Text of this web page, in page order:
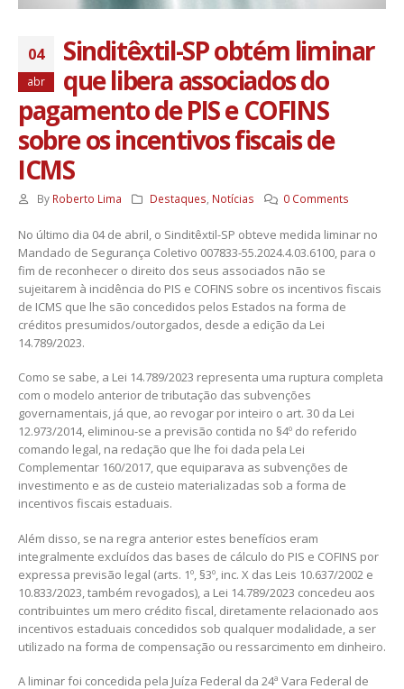
04
abr
Sinditêxtil-SP obtém liminar
que libera associados do
pagamento de PIS e COFINS
sobre os incentivos fiscais de
ICMS
By Roberto Lima Destaques Notícias 0 Comments
No último dia 04 de abril, o Sinditêxtil-SP obteve medida liminar no
Mandado de Segurança Coletivo 007833-55.2024.4.03.6100, para o
fim de reconhecer o direito dos seus associados não se
sujeitarem à incidência do PIS e COFINS sobre os incentivos fiscais
de ICMS que lhe são concedidos pelos Estados na forma de
créditos presumidos/outorgados, desde a edição da Lei
14.789/2023.
Como se sabe, a Lei 14.789/2023 representa uma ruptura completa
com o modelo anterior de tributação das subvenções
governamentais, já que, ao revogar por inteiro o art. 30 da Lei
12.973/2014, eliminou-se a previsão contida no §4º do referido
comando legal, na redação que lhe foi dada pela Lei
Complementar 160/2017, que equiparava as subvenções de
investimento e as de custeio materializadas sob a forma de
incentivos fiscais estaduais.
Além disso, se na regra anterior estes benefícios eram
integralmente excluídos das bases de cálculo do PIS e COFINS por
expressa previsão legal (arts. 1º, §3º, inc. X das Leis 10.637/2002 e
10.833/2023, também revogados), a Lei 14.789/2023 concedeu aos
contribuintes um mero crédito fiscal, diretamente relacionado aos
incentivos estaduais concedidos sob qualquer modalidade, a ser
utilizado na forma de compensação ou ressarcimento em dinheiro.
A liminar foi concedida pela Juíza Federal da 24ª Vara Federal de